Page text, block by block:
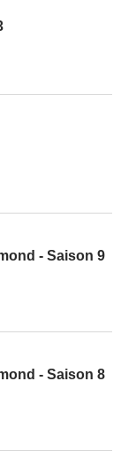
- Saison 9
- Saison 8